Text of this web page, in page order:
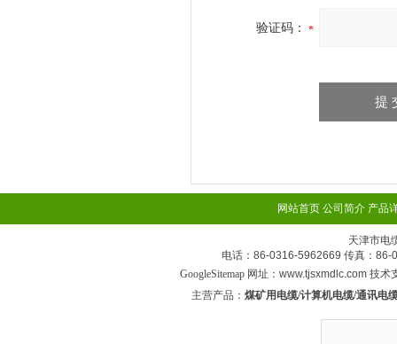
验证码：
网站首页 公司简介 产品
天津市电
电话：86-0316-5962669 传真：86-
GoogleSitemap网址：www.tjsxmdlc.com 技术
主营产品： 煤矿用电缆/计算机电缆/通讯电